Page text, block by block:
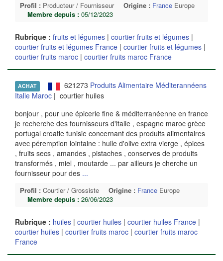
Profil : Producteur / Fournisseur Origine : France Europe
Membre depuis : 05/12/2023
Rubrique : fruits et légumes | courtier fruits et légumes |
courtier fruits et légumes France | courtier fruits et légumes |
courtier fruits maroc | courtier fruits maroc France
ACHAT 621273 Produits Alimentaire Méditerannéens
Italie Maroc | courtier huiles
bonjour , pour une épicerie fine & méditerranéenne en france
je recherche des fournisseurs d'italie , espagne maroc grèce
portugal croatie tunisie concernant des produits alimentaires
avec péremption lointaine : huile d'olive extra vierge , épices
, fruits secs , amandes , pistaches , conserves de produits
transformés , miel , moutarde ... par ailleurs je cherche un
fournisseur pour des ...
Profil : Courtier / Grossiste Origine : France Europe
Membre depuis : 26/06/2023
Rubrique : huiles | courtier huiles | courtier huiles France |
courtier huiles | courtier fruits maroc | courtier fruits maroc
France